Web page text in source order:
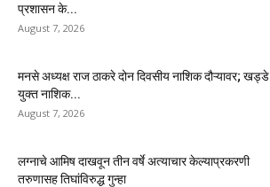
प्रशासन के...
August 7, 2026
मनसे अध्यक्ष राज ठाकरे दोन दिवसीय नाशिक दौऱ्यावर; खड्डे
युक्त नाशिक...
August 7, 2026
लग्नाचे आमिष दाखवून तीन वर्षे अत्याचार केल्याप्रकरणी
तरुणासह तिघांविरुद्ध गुन्हा